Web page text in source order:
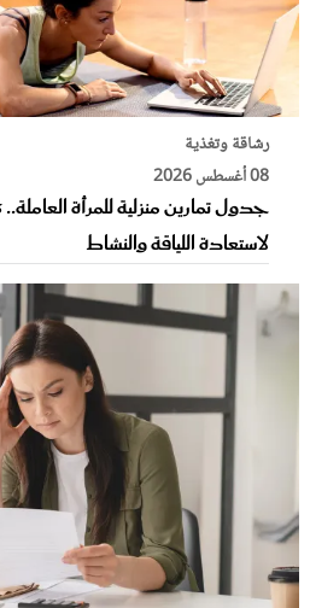
رشاقة وتغذية
08 أغسطس 2026
لاستعادة اللياقة والنشاط